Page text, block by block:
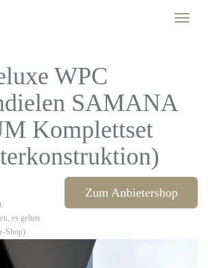
Toggle
WPC
SAMANA
Komplettset
es gelten
Shop)
Zum Anbietershop